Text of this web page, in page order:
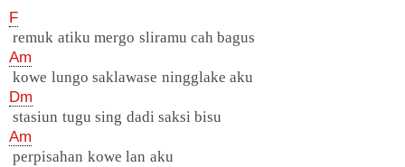
F
remuk atiku mergo sliramu cah bagus
Am
kowe lungo saklawase ningglake aku
Dm
stasiun tugu sing dadi saksi bisu
Am
perpisahan kowe lan aku